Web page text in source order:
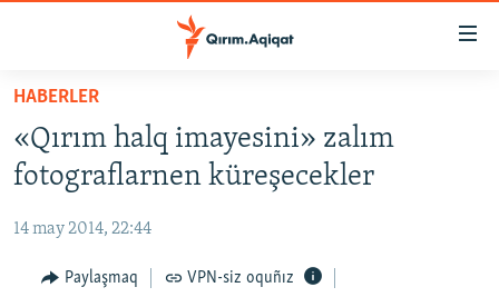
Esas
qaytmaq
Baş
navigatsiyağa
qaytmaq
qaytmaq
SİYASET
İQTİSADİYAT
CEMİYET
MEDENİYET
HABERLER
«Qırım halq imayesini» zalım
fotograflarnen küreşecekler
14 may 2014, 22:44
Paylaşmaq VPN-siz oquñız